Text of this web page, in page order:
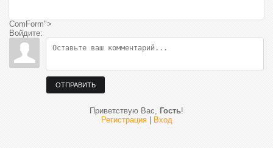
ComForm">
Войдите:
ОТПРАВИТЬ
Приветствую Вас, Гость!
Регистрация| Вход